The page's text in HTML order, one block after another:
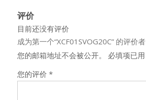
评价
目前还没有评价
成为第一个“XCF01SVOG20C” 的评价者
您的邮箱地址不会被公开。
必填项已用
您的评价 *